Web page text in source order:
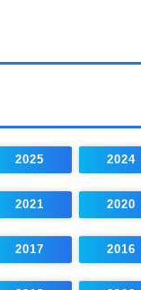
2025 2024
2021 2020
2017 2016